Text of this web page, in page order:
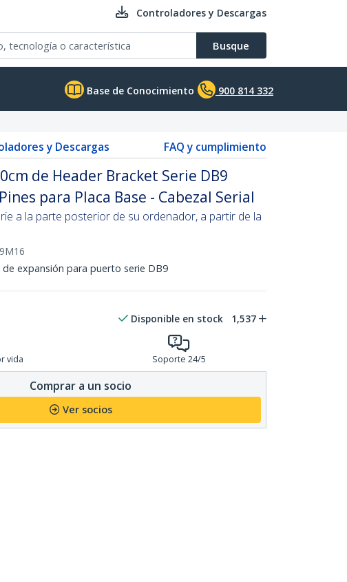
Controladores y Descargas
Busque
Base de Conocimiento 900 814 332
y Descargas FAQ y cumplimiento
de Header Bracket Serie DB9
para Placa Base - Cabezal Serial
a la parte posterior de su ordenador, a partir de la
expansión para puerto serie DB9
Disponible en stock 1,537
vida Soporte 24/5
Comprar a un socio
Ver socios